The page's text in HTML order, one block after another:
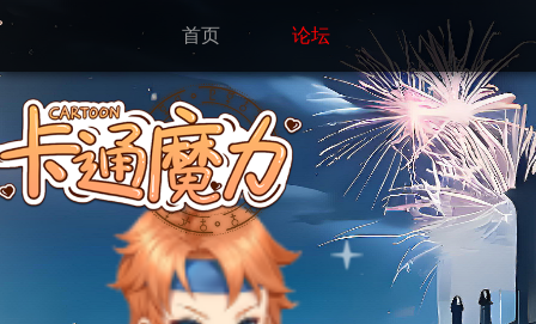
首页 论坛